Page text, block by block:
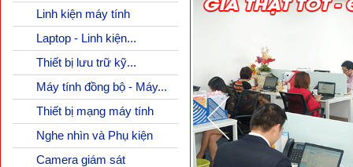
Linh kiện máy tính
Laptop - Linh kiện...
Thiết bị lưu trữ kỹ...
Máy tính đồng bộ - Máy...
Thiết bị mạng máy tính
Nghe nhìn và Phụ kiện
Camera giám sát